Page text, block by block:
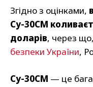
Згідно з оцінками,
Су-30СМ
доларів, через
безпеки України,
Су-30СМ — це